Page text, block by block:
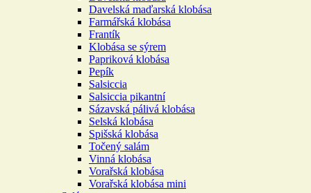
Davelská maďarská klobása
Farmářská klobása
Frantík
Klobása se sýrem
Papriková klobása
Pepík
Salsiccia
Salsiccia pikantní
Sázavská pálivá klobása
Selská klobása
Spišská klobása
Točený salám
Vinná klobása
Vorařská klobása
Vorařská klobása mini